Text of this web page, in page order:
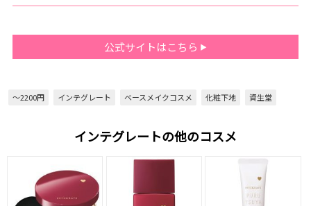
公式サイトはこちら
～2200円 インテグレート ベースメイクコスメ 化粧下地 資生堂
インテグレートの他のコスメ